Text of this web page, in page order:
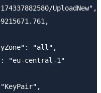
UploadNew",
"all",
"eu-central-1"